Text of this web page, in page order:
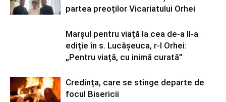
partea preoților Vicariatului Orhei
Marșul pentru viață la cea de-a II-a
ediție în s. Lucășeuca, r-l Orhei:
„Pentru viață, cu inimă curată”
Credința, care se stinge departe de
focul Bisericii